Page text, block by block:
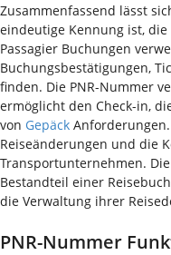
Zusammenfassend lässt
eindeutige Kennung ist,
Passagier Buchungen
Buchungsbestätigungen,
finden. Die PNR-Nummer
ermöglicht den Check-in,
von Gepäck
Reiseänderungen und die
Transportunternehmen.
Bestandteil einer
die Verwaltung ihrer
PNR-Nummer